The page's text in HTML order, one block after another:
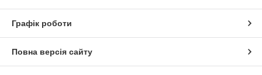
Графік роботи
Повна версія сайту